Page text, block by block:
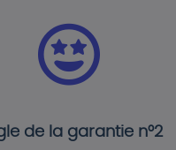
de la garantie n°2